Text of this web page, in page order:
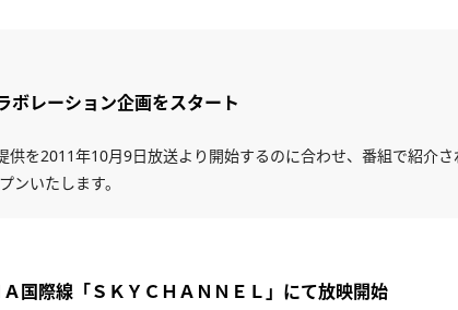
ボレーション企画をスタート
を2011年10月9日放送より開始するのに合わせ、番組で紹介
いたします。
国際線「ＳＫＹＣＨＡＮＮＥＬ」にて放映開始